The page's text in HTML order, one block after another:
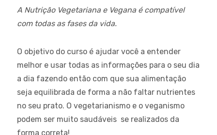
A Nutrição Vegetariana e Vegana é compatível
com todas as fases da vida.
O objetivo do curso é ajudar você a entender
melhor e usar todas as informações para o seu dia
a dia fazendo então com que sua alimentação
seja equilibrada de forma a não faltar nutrientes
no seu prato. O vegetarianismo e o veganismo
podem ser muito saudáveis se realizados da
forma correta!